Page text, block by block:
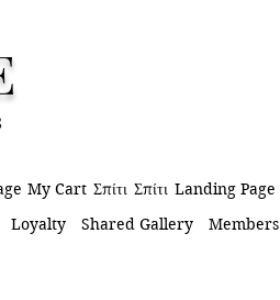
My Cart Σπίτι Σπίτι Landing Page
Loyalty Shared Gallery Members